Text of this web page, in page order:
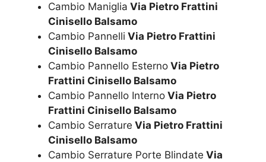
Cambio Maniglia Via Pietro Frattini
Cinisello Balsamo
Cambio Pannelli Via Pietro Frattini
Cinisello Balsamo
Cambio Pannello Esterno Via Pietro
Frattini Cinisello Balsamo
Cambio Pannello Interno Via Pietro
Frattini Cinisello Balsamo
Cambio Serrature Via Pietro Frattini
Cinisello Balsamo
Cambio Serrature Porte Blindate Via